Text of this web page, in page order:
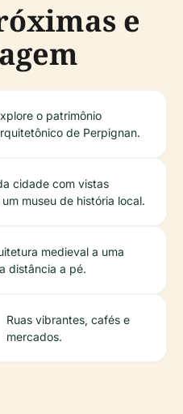
e
o patrimônio
de Perpignan.
cidade com vistas
museu de história local.
medieval a uma
distância a pé.
Ruas vibrantes, cafés e
mercados.